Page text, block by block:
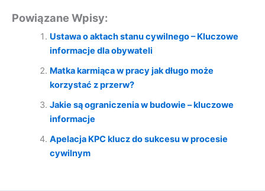
Powiązane Wpisy:
Ustawa o aktach stanu cywilnego – Kluczowe
informacje dla obywateli
Matka karmiąca w pracy jak długo może
korzystać z przerw?
Jakie są ograniczenia w budowie – kluczowe
informacje
Apelacja KPC klucz do sukcesu w procesie
cywilnym